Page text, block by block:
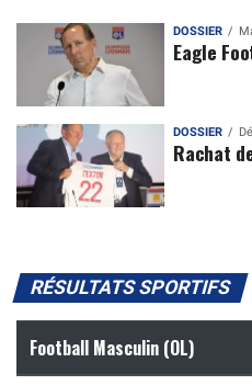
DOSSIER
Eagle
DOSSIER
Rachat
RÉSULTATS SPORTIFS
Football Masculin (OL)